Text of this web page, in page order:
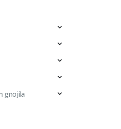
gnojila